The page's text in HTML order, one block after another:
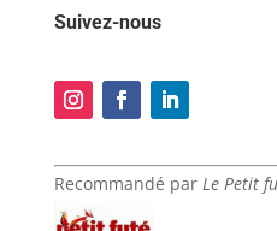
Suivez-nous
Recommandé par Le Petit